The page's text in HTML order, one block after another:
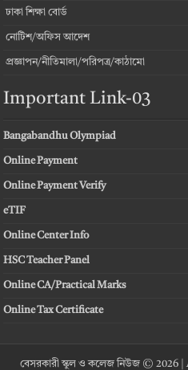
ঢাকা শিক্ষা বোর্ড
নোটিশ/অফিস আদেশ
প্রজ্ঞাপন/নীতিমালা/পরিপত্র/কাঠামো
Important Link-03
Bangabandhu Olympiad
Online Payment
Online Payment Verify
eTIF
Online Center Info
HSC Teacher Panel
Online CA/Practical Marks
Online Tax Certificate
বেসরকারী স্কুল ও কলেজ নিউজ © 2026